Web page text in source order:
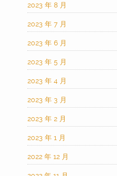
2023 年 8 月
2023 年 7 月
2023 年 6 月
2023 年 5 月
2023 年 4 月
2023 年 3 月
2023 年 2 月
2023 年 1 月
2022 年 12 月